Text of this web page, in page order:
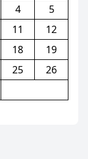
4
5
11
12
18
19
25
26